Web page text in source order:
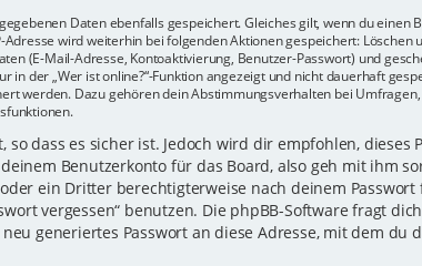
Daten ebenfalls gespeichert. Gleiches gilt, wenn du einen
wird weiterhin bei folgenden Aktionen gespeichert: Löschen
(E-Mail-Adresse, Kontoaktivierung, Benutzer-Passwort) und
der „Wer ist online?“-Funktion angezeigt und nicht dauerhaft
werden. Dazu gehören dein Abstimmungsverhalten bei
dass es sicher ist. Jedoch wird dir empfohlen, dieses
Benutzerkonto für das Board, also geh mit ihm
ein Dritter berechtigterweise nach deinem
vergessen“ benutzen. Die phpBB-Software fragt
generiertes Passwort an diese Adresse, mit dem du